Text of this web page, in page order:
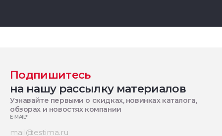
Подпишитесь
на нашу рассылку материалов
Узнавайте первыми о скидках, новинках каталога,
обзорах и новостях компании
E-MAIL*